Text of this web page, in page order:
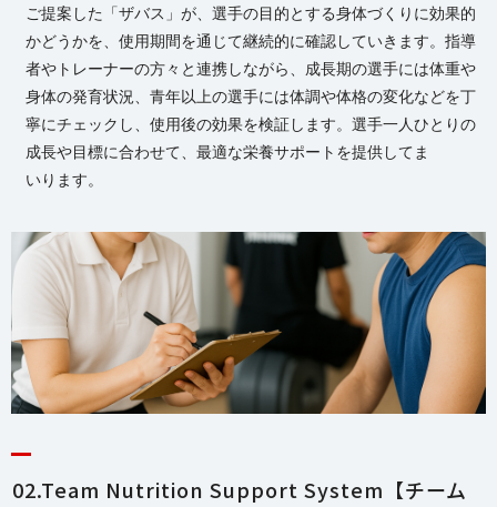
ご提案した「ザバス」が、選手の目的とする身体づくりに効果的
かどうかを、使用期間を通じて継続的に確認していきます。指導
者やトレーナーの方々と連携しながら、成長期の選手には体重や
身体の発育状況、青年以上の選手には体調や体格の変化などを丁
寧にチェックし、使用後の効果を検証します。選手一人ひとりの
成長や目標に合わせて、最適な栄養サポートを提供してま
い り ま す 。
02.Team Nutrition Support System【チーム